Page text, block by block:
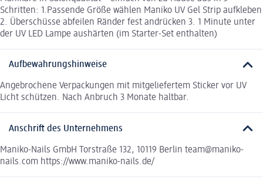
Schritten: 1.Passende Größe wählen Maniko UV Gel Strip aufkleben
2. Überschüsse abfeilen Ränder fest andrücken 3. 1 Minute unter
der UV LED Lampe aushärten (im Starter-Set enthalten)
Aufbewahrungshinweise
Angebrochene Verpackungen mit mitgeliefertem Sticker vor UV
Licht schützen. Nach Anbruch 3 Monate haltbar.
Anschrift des Unternehmens
Maniko-Nails GmbH Torstraße 132, 10119 Berlin team@maniko-
nails.com https://www.maniko-nails.de/